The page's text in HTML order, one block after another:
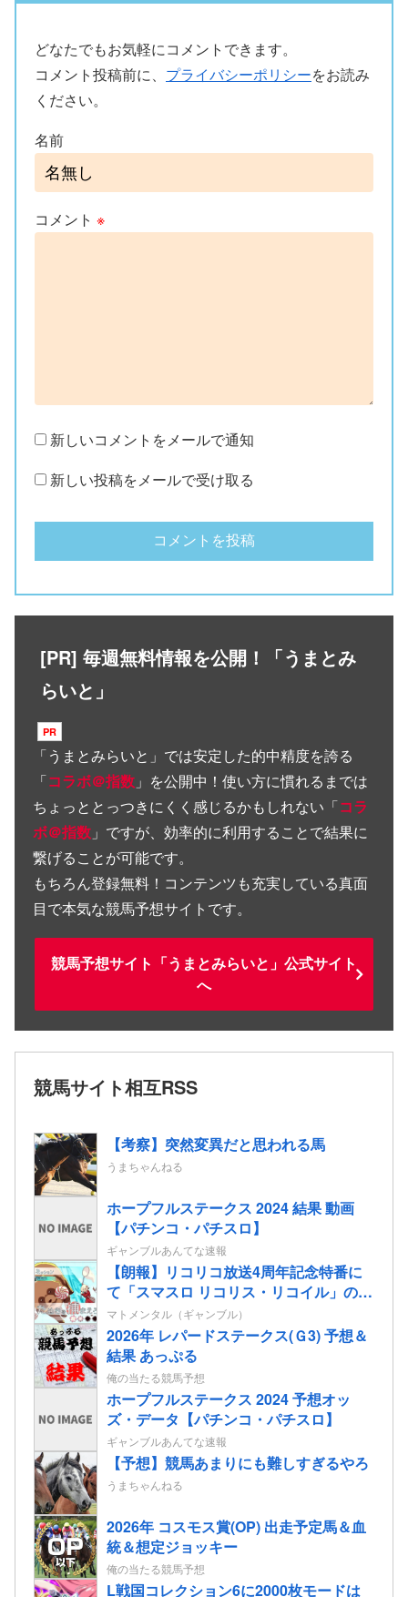
どなたでもお気軽にコメントできます。
コメント投稿前に、 プライバシーポリシーをお読み
ください。
名前
コメント ※
新しいコメントをメールで通知
新しい投稿をメールで受け取る
[PR] 毎週無料情報を公開！「うまとみ
らいと」
「うまとみらいと 」では安定した的中精度を誇る
「コラボ＠指数 」を公開中！使い方に慣れるまでは
ちょっととっつきにくく感じるかもしれない「コラ
ボ＠指数 」ですが、効率的に利用することで結果に
繋げることが可能です。
もちろん登録無料！コンテンツも充実している真面
目で本気な競馬予想サイトです。
競馬予想サイト「うまとみらいと」公式サイト
へ
競馬サイト相互RSS
【考察】突然変異だと思われる馬
うまちゃんねる
ホープフルステークス 2024 結果 動画
【パチンコ・パチスロ】
ギャンブルあんてな速報
【朗報】リコリコ放送4周年記念特番に
て「スマスロ リコリス・リコイル」の演
出映像”たぬきを掴まえろ”&”姫蒲を倒
せ！”が公開される
マトメンタル（ギャンブル）
2026年 レパードステークス(Ｇ3) 予想＆
結果 あっぷる
俺の当たる競馬予想
ホープフルステークス 2024 予想オッ
ズ・データ【パチンコ・パチスロ】
ギャンブルあんてな速報
【予想】競馬あまりにも難しすぎるやろ
うまちゃんねる
2026年 コスモス賞(OP) 出走予定馬＆血
統＆想定ジョッキー
俺の当たる競馬予想
L戦国コレクション6に2000枚モードは